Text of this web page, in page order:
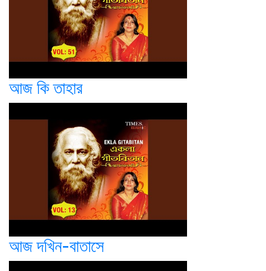
আজ কি তাহার
আজ দখিন-বাতাসে